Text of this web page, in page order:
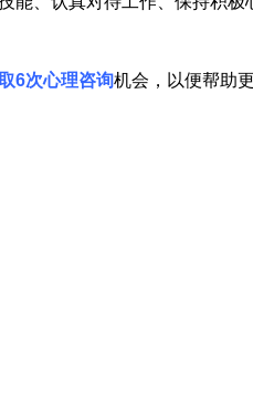
6次心理咨询机会，以便帮助